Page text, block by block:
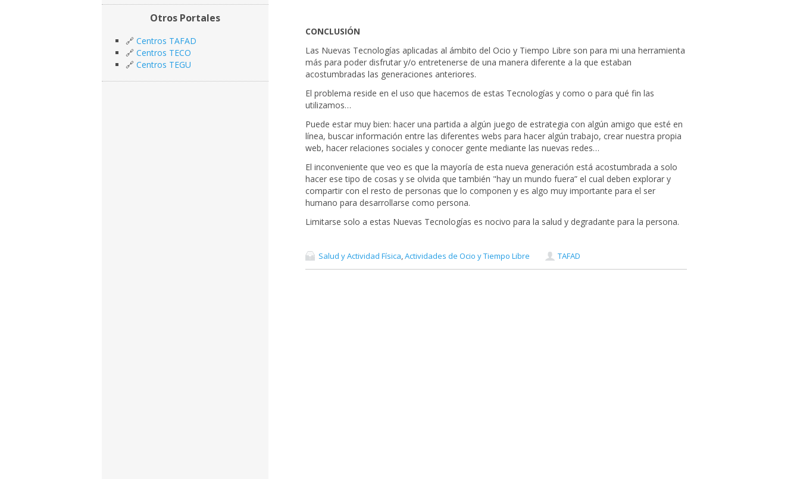
CONCLUSIÓN
Las Nuevas Tecnologías aplicadas al ámbito del Ocio y Tiempo Libre son para mi una herramienta
más para poder disfrutar y/o entretenerse de una manera diferente a la que estaban
acostumbradas las generaciones anteriores.
El problema reside en el uso que hacemos de estas Tecnologías y como o para qué fin las
utilizamos…
Puede estar muy bien: hacer una partida a algún juego de estrategia con algún amigo que esté en
línea, buscar información entre las diferentes webs para hacer algún trabajo, crear nuestra propia
web, hacer relaciones sociales y conocer gente mediante las nuevas redes…
El inconveniente que veo es que la mayoría de esta nueva generación está acostumbrada a solo
hacer ese tipo de cosas y se olvida que también "hay un mundo fuera” el cual deben explorar y
compartir con el resto de personas que lo componen y es algo muy importante para el ser
humano para desarrollarse como persona.
Limitarse solo a estas Nuevas Tecnologías es nocivo para la salud y degradante para la persona.
Salud y Actividad Física,Actividades de Ocio y Tiempo Libre TAFAD
Otros Portales
🔗 Centros TAFAD
🔗 Centros TECO
🔗 Centros TEGU